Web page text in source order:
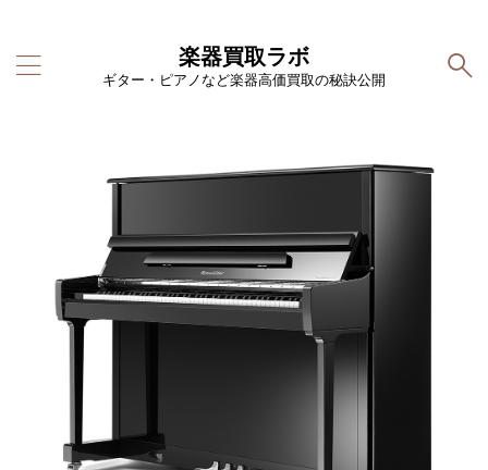
楽器買取ラボ
ギター・ピアノなど楽器高価買取の秘訣公開